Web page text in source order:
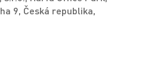
9, Česká republika,